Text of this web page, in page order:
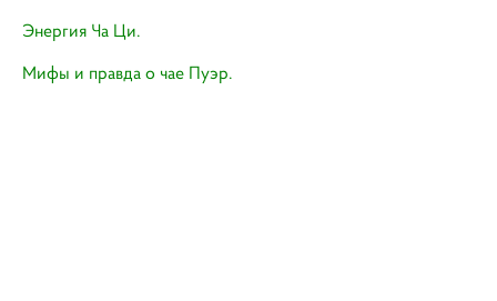
Энергия Ча Ци.
Мифы и правда о чае Пуэр.